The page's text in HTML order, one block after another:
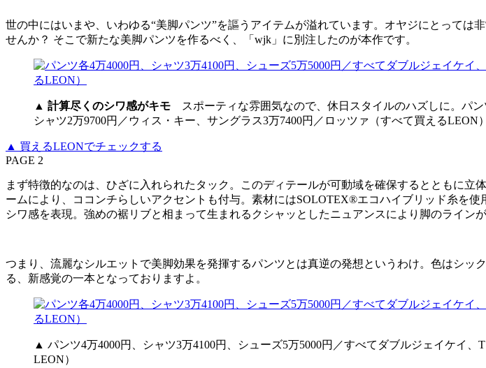
世の中にはいまや、いわゆる“美脚パンツ”を謳うアイテムが溢れています。オヤジにとって
せんか？ そこで新たな美脚パンツを作るべく、「wjk」に別注したのが本作です。
▲ 計算尽くのシワ感がキモ スポーティな雰囲気なので、休日スタイルのハズしに。パ
シャツ2万9700円／ウィス・キー、サングラス3万7400円／ロッツァ（すべて買えるLEON）
▲ 買えるLEONでチェックする
PAGE 2
まず特徴的なのは、ひざに入れられたタック。このディテールが可動域を確保するとともに
ームにより、ココンチらしいアクセントも付与。素材にはSOLOTEX®エコハイブリッド糸を
シワ感を表現。強めの裾リブと相まって生まれるクシャッとしたニュアンスにより脚のライン
つまり、流麗なシルエットで美脚効果を発揮するパンツとは真逆の発想というわけ。色はシ
る、新感覚の一本となっておりますよ。
▲ パンツ4万4000円、シャツ3万4100円、シューズ5万5000円／すべてダブルジェイケイ
LEON）